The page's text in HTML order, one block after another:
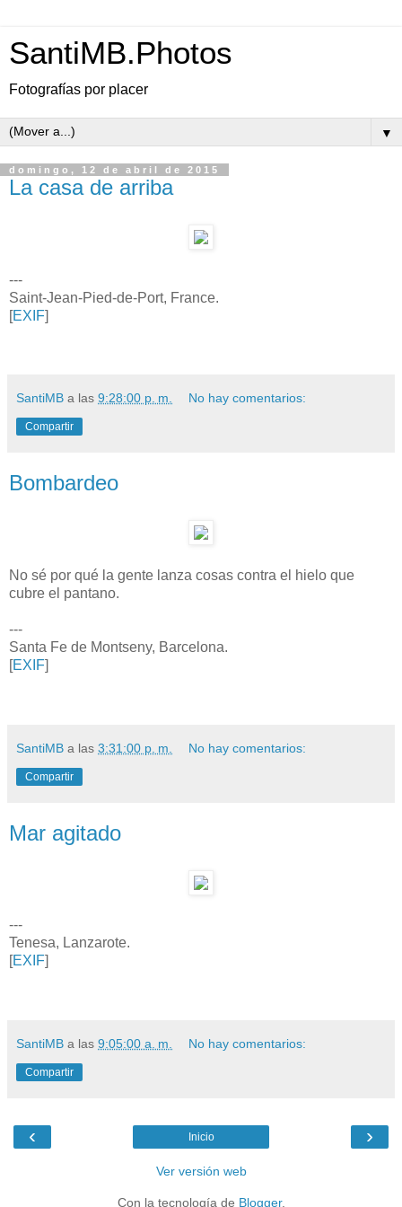
SantiMB.Photos
Fotografías por placer
▼
domingo, 12 de abril de 2015
La casa de arriba
---
Saint-Jean-Pied-de-Port, France.
[EXIF]
SantiMB a las 9:28:00 p. m. No hay comentarios:
Compartir
Bombardeo
No sé por qué la gente lanza cosas contra el hielo que
cubre el pantano.
---
Santa Fe de Montseny, Barcelona.
[EXIF]
SantiMB a las 3:31:00 p. m. No hay comentarios:
Compartir
Mar agitado
---
Tenesa, Lanzarote.
[EXIF]
SantiMB a las 9:05:00 a. m. No hay comentarios:
Compartir
‹ ›
Inicio
Ver versión web
Con la tecnología de Blogger.